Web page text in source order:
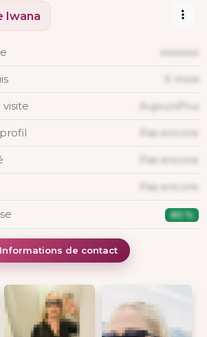
Iwana
xxxxxxx
X mois
Aujourd'hui
Pas encore
Pas encore
Pas encore
80 %
de contact